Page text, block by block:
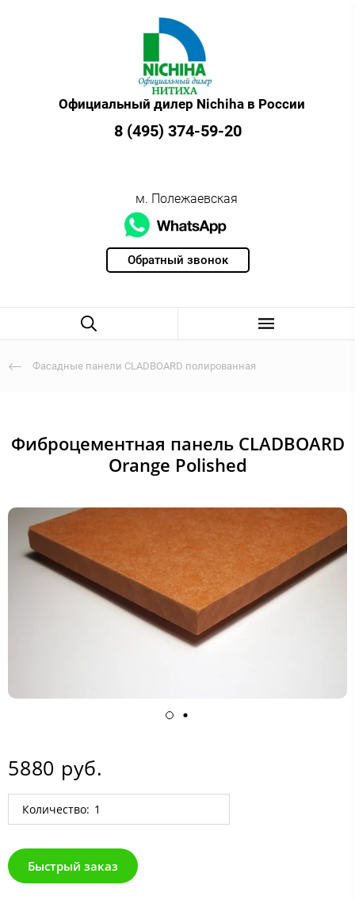
Обратный звонок
Официальный дилер Nichiha в России
8 (495) 374-59-20
м. Полежаевская
Фасадные панели CLADBOARD полированная
Фиброцементная панель CLADBOARD
Orange Polished
5880 руб.
Количество:
Быстрый заказ